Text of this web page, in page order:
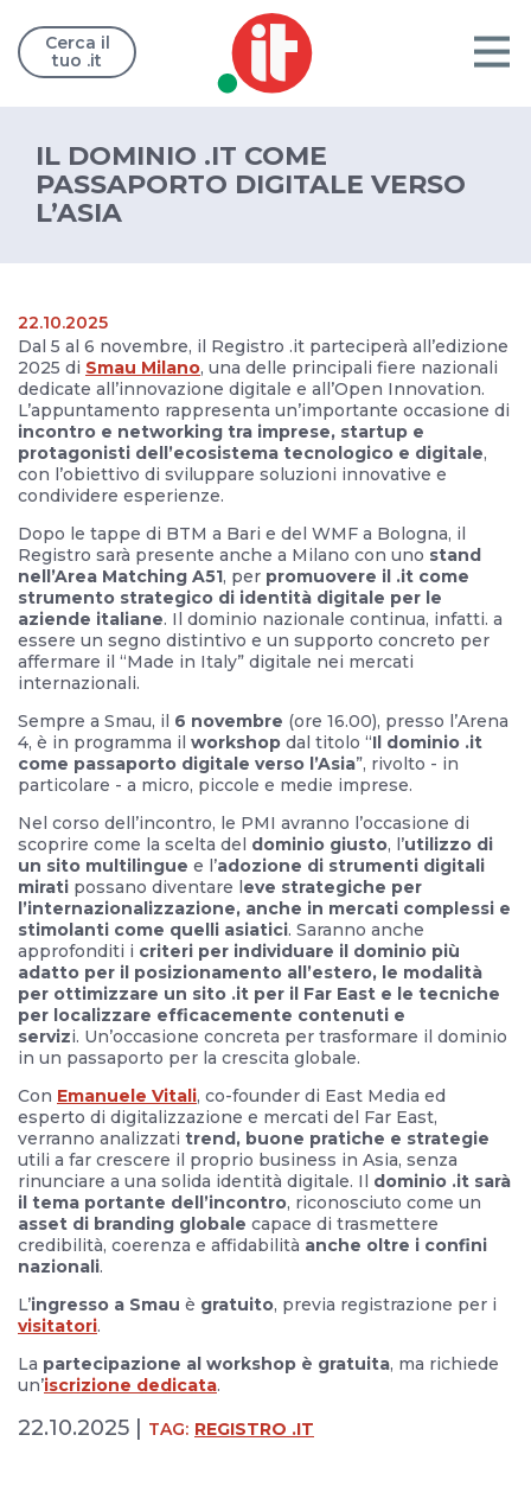
Cerca il
tuo .it
IL DOMINIO .IT COME
PASSAPORTO DIGITALE VERSO
L’ASIA
22.10.2025
Dal 5 al 6 novembre, il Registro .it parteciperà all’edizione
2025 di Smau Milano, una delle principali fiere nazionali
dedicate all’innovazione digitale e all’Open Innovation.
L’appuntamento rappresenta un’importante occasione di
incontro e networking tra imprese, startup e
protagonisti dell’ecosistema tecnologico e digitale,
con l’obiettivo di sviluppare soluzioni innovative e
condividere esperienze.
Dopo le tappe di BTM a Bari e del WMF a Bologna, il
Registro sarà presente anche a Milano con uno stand
nell’Area Matching A51, per promuovere il .it come
strumento strategico di identità digitale per le
aziende italiane. Il dominio nazionale continua, infatti. a
essere un segno distintivo e un supporto concreto per
affermare il “Made in Italy” digitale nei mercati
internazionali.
Sempre a Smau, il 6 novembre (ore 16.00), presso l’Arena
4, è in programma il workshop dal titolo “Il dominio .it
come passaporto digitale verso l’Asia”, rivolto - in
particolare - a micro, piccole e medie imprese.
Nel corso dell’incontro, le PMI avranno l’occasione di
scoprire come la scelta del dominio giusto, l’utilizzo di
un sito multilingue e l’adozione di strumenti digitali
mirati possano diventare leve strategiche per
l’internazionalizzazione, anche in mercati complessi e
stimolanti come quelli asiatici. Saranno anche
approfonditi i criteri per individuare il dominio più
adatto per il posizionamento all’estero, le modalità
per ottimizzare un sito .it per il Far East e le tecniche
per localizzare efficacemente contenuti e
servizi. Un’occasione concreta per trasformare il dominio
in un passaporto per la crescita globale.
Con Emanuele Vitali, co-founder di East Media ed
esperto di digitalizzazione e mercati del Far East,
verranno analizzati trend, buone pratiche e strategie
utili a far crescere il proprio business in Asia, senza
rinunciare a una solida identità digitale. Il dominio .it sarà
il tema portante dell’incontro, riconosciuto come un
asset di branding globale capace di trasmettere
credibilità, coerenza e affidabilità anche oltre i confini
nazionali.
L’ingresso a Smau è gratuito, previa registrazione per i
visitatori.
La partecipazione al workshop è gratuita, ma richiede
un’iscrizione dedicata.
22.10.2025 | TAG: REGISTRO .IT